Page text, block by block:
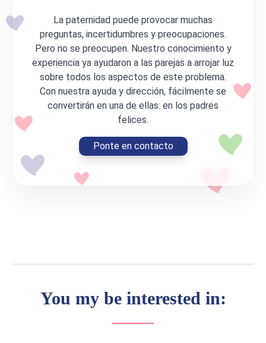
La paternidad puede provocar muchas
preguntas, incertidumbres y preocupaciones.
Pero no se preocupen. Nuestro conocimiento y
experiencia ya ayudaron a las parejas a arrojar luz
sobre todos los aspectos de este problema.
Con nuestra ayuda y dirección, fácilmente se
convertirán en una de ellas: en los padres
felices.
Ponte en contacto
You my be interested in: